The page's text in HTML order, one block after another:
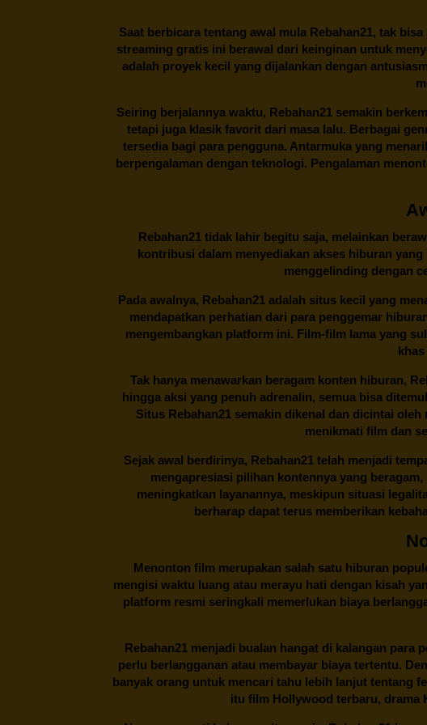
Saat berbicara tentang awal mula Rebahan21, tak
streaming gratis ini berawal dari keinginan untuk
adalah proyek kecil yang dijalankan dengan
Seiring berjalannya waktu, Rebahan21 semakin
tetapi juga klasik favorit dari masa lalu. Berbagai
tersedia bagi para pengguna. Antarmuka yang
berpengalaman dengan teknologi. Pengalaman
Rebahan21tidak lahir begitu saja, melainkan
kontribusi dalam menyediakan akses hiburan
menggelinding dengan
Pada awalnya, Rebahan21adalah situs kecil yang
mendapatkan perhatian dari para penggemar
mengembangkan platform ini. Film-film lama yang
khas
Tak hanya menawarkan beragam konten hiburan,
hingga aksi yang penuh adrenalin, semua bisa
Situs Rebahan21 semakin dikenal dan dicintai oleh
menikmati film dan
Sejak awal berdirinya, Rebahan21 telah menjadi
mengapresiasi pilihan kontennya yang
meningkatkan layanannya, meskipun situasi
berharap dapat terus memberikan
Menonton film merupakan salah satu hiburan
mengisi waktu luang atau merayu hati dengan kisah
platform resmi seringkali memerlukan biaya
Rebahan21menjadi bualan hangat di kalangan para
perlu berlangganan atau membayar biaya tertentu.
banyak orang untuk mencari tahu lebih lanjut tentang
itu film Hollywood terbaru, drama